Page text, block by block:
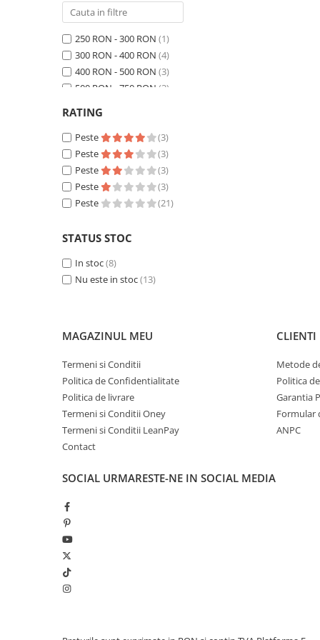
250 RON - 300 RON (1)
300 RON - 400 RON (4)
400 RON - 500 RON (3)
500 RON - 750 RON (3)
Peste 1000 RON
RATING
Peste
(3)
Peste
(3)
Peste
(3)
Peste
(3)
Peste
(21)
STATUS STOC
In stoc(8)
Nu este in stoc(13)
MAGAZINUL MEU
Termeni si Conditii
Politica de Confidentialitate
Politica de livrare
Termeni si Conditii Oney
Termeni si Conditii LeanPay
Contact
CLIENTI
Metode
Politica
Garantia
Formular
ANPC
SOCIAL URMARESTE-NE IN SOCIAL MEDIA